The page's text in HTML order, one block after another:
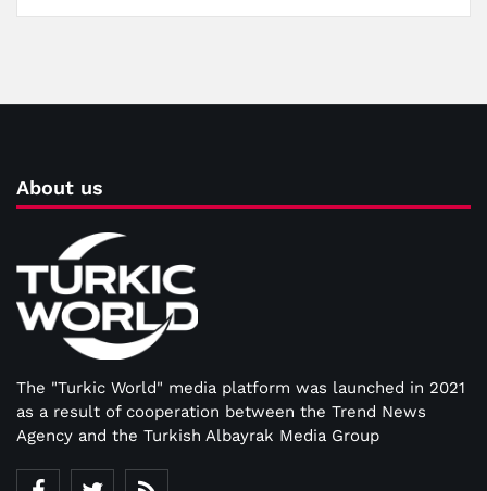
About us
The "Turkic World" media platform was launched in 2021
as a result of cooperation between the Trend News
Agency and the Turkish Albayrak Media Group